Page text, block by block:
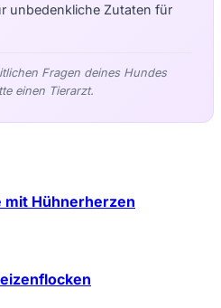
unbedenkliche Zutaten für
Fragen deines Hundes
einen Tierarzt.
mit Hühnerherzen